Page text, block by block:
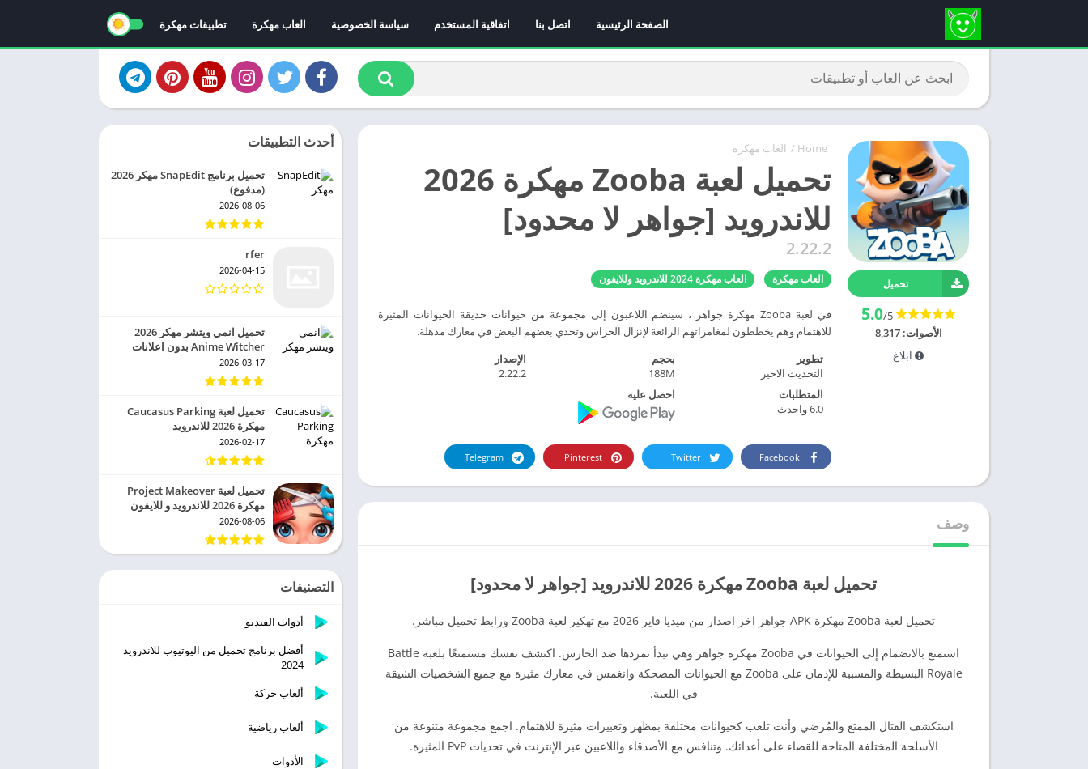
الصفحة الرئيسية اتصل بنا اتفاقية المستخدم سياسة الخصوصية العاب مهكرة تطبيقات مهكرة
Home
/ العاب مهكرة
تحميل لعبة Zooba مهكرة 2026
للاندرويد [جواهر لا محدود]
2.22.2
العاب مهكرة العاب مهكرة 2024 للاندرويد وللايفون
في لعبة Zooba مهكرة جواهر ، سينضم اللاعبون إلى مجموعة من حيوانات حديقة الحيوانات المثيرة
للاهتمام وهم يخططون لمغامراتهم الرائعة لإنزال الحراس وتحدي بعضهم البعض في معارك مذهلة.
تحميل
5.0/5
الأصوات:8,317
ابلاغ
تطوير
التحديث الاخير
بحجم
188M
الإصدار
2.22.2
المتطلبات
6.0 واحدث
احصل عليه
Facebook
Twitter
Pinterest
Telegram
وصف
تحميل لعبة Zooba مهكرة 2026 للاندرويد [جواهر لا محدود]
تحميل لعبة Zooba مهكرة APK جواهر اخر اصدار من ميديا فاير 2026 مع تهكير لعبة Zooba ورابط تحميل مباشر.
استمتع بالانضمام إلى الحيوانات في Zooba مهكرة جواهر وهي تبدأ تمردها ضد الحارس. اكتشف نفسك مستمتعًا بلعبة Battle
Royale البسيطة والمسببة للإدمان على Zooba مع الحيوانات المضحكة وانغمس في معارك مثيرة مع جميع الشخصيات الشيقة
في اللعبة.
استكشف القتال الممتع والمُرضي وأنت تلعب كحيوانات مختلفة بمظهر وتعبيرات مثيرة للاهتمام. اجمع مجموعة متنوعة من
الأسلحة المختلفة المتاحة للقضاء على أعدائك. وتنافس مع الأصدقاء واللاعبين عبر الإنترنت في تحديات PvP المثيرة.
أحدث التطبيقات
تحميل برنامج SnapEdit مهكر 2026
(مدفوع)
2026-08-06
rfer
2026-04-15
تحميل انمي ويتشر مهكر 2026
Anime Witcher بدون اعلانات
2026-03-17
تحميل لعبة Caucasus Parking
مهكرة 2026 للاندرويد
2026-02-17
تحميل لعبة Project Makeover
مهكرة 2026 للاندرويد و للايفون
2026-08-06
التصنيفات
أدوات الفيديو
أفضل برنامج تحميل من اليوتيوب للاندرويد
2024
ألعاب حركة
ألعاب رياضية
الأدوات